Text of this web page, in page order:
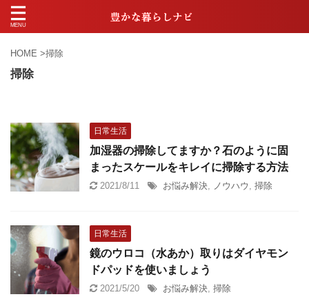
HOME >掃除
掃除
日常生活
加湿器の掃除してますか？石のように固
まったスケールをキレイに掃除する方法
2021/8/11 お悩み解決, ノウハウ , 掃除
日常生活
鏡のウロコ（水あか）取りはダイヤモン
ドパッドを使いましょう
2021/5/20 お悩み解決, 掃除